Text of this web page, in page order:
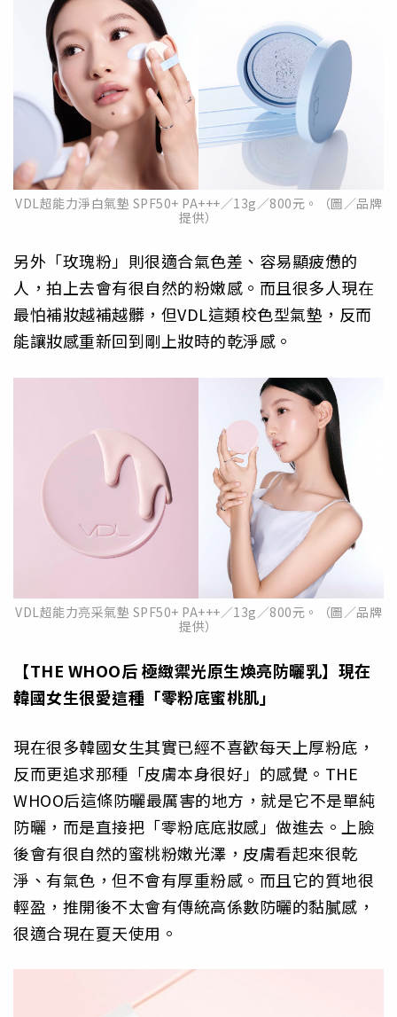
VDL超能力淨白氣墊 SPF50+ PA+++／13g／800元。（圖／品牌
提供）
另外「玫瑰粉」則很適合氣色差、容易顯疲憊的
人，拍上去會有很自然的粉嫩感。而且很多人現在
最怕補妝越補越髒，但VDL這類校色型氣墊，反而
能讓妝感重新回到剛上妝時的乾淨感。
VDL超能力亮采氣墊 SPF50+ PA+++／13g／800元。（圖／品牌
提供）
【THE WHOO后 極緻禦光原生煥亮防曬乳】現在
韓國女生很愛這種「零粉底蜜桃肌」
現在很多韓國女生其實已經不喜歡每天上厚粉底，
反而更追求那種「皮膚本身很好」的感覺。THE
WHOO后這條防曬最厲害的地方，就是它不是單純
防曬，而是直接把「零粉底底妝感」做進去。上臉
後會有很自然的蜜桃粉嫩光澤，皮膚看起來很乾
淨、有氣色，但不會有厚重粉感。而且它的質地很
輕盈，推開後不太會有傳統高係數防曬的黏膩感，
很適合現在夏天使用。